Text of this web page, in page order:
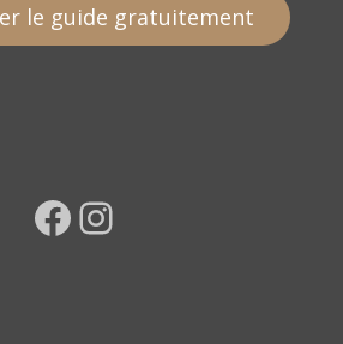
le guide gratuitement
Facebook Instagram